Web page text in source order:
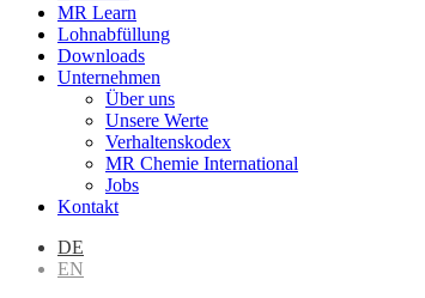
MR Learn
Lohnabfüllung
Downloads
Unternehmen
Über uns
Unsere Werte
Verhaltenskodex
MR Chemie International
Jobs
Kontakt
DE
EN